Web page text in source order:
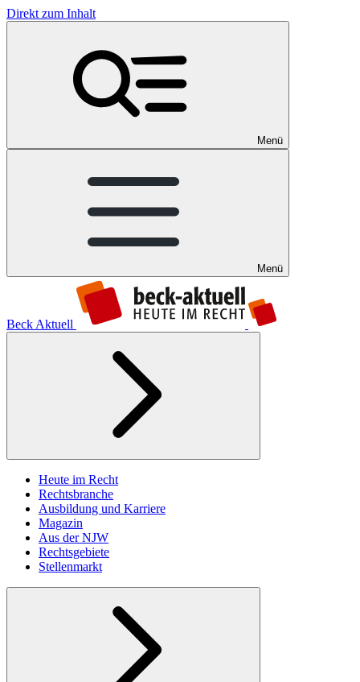
Direkt zum Inhalt
Menü
Menü
Beck Aktuell
Heute im Recht
Rechtsbranche
Ausbildung und Karriere
Magazin
Aus der NJW
Rechtsgebiete
Stellenmarkt